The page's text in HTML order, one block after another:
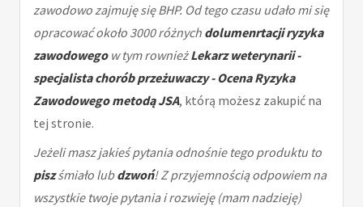
zawodowo zajmuję się BHP. Od tego czasu udało mi się
opracować około 3000 różnych dolumenrtacji ryzyka
zawodowegow tym rownieżLekarz weterynarii -
specjalista chorób przeżuwaczy - Ocena Ryzyka
Zawodowego metodą JSA, którą możesz zakupić na
tej stronie.
Jeżeli masz jakieś pytania odnośnie tego produktu to
piszśmiało lubdzwoń! Z przyjemnością odpowiem na
wszystkie twoje pytania i rozwieję (mam nadzieję)